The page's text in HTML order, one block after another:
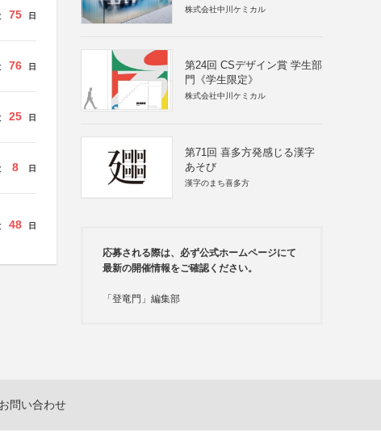
75 日
76 日
25 日
8 日
48 日
株式会社中川ケミカル
第24回 CSデザイン賞 学生部
門《学生限定》
株式会社中川ケミカル
第71回 喜多方発感じる漢字
あそび
漢字のまち喜多方
応募される際は、必ず公式ホームページにて
最新の開催情報をご確認ください。
「登竜門」編集部
お問い合わせ